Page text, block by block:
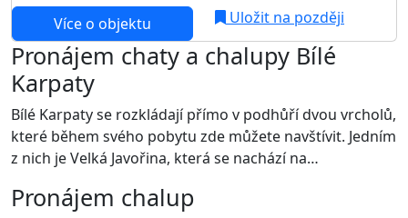
Více o objektu Uložit na později
Pronájem chaty a chalupy Bílé
Karpaty
Bílé Karpaty se rozkládají přímo v podhůří dvou vrcholů,
které během svého pobytu zde můžete navštívit. Jedním
z nich je Velká Javořina, která se nachází na…
Pronájem chalup